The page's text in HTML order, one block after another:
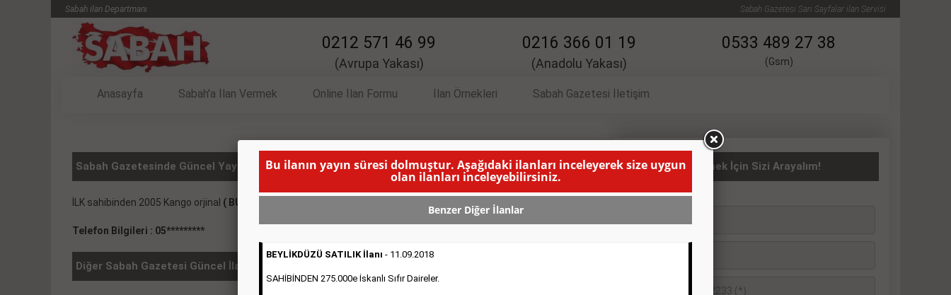
Sabah ilan Departmanı Sabah Gazetesi Sarı Sayfalar ilan Servisi
0212 571 46 99
(Avrupa Yakası)
0216 366 01 19
(Anadolu Yakası)
0533 489 27 38
(Gsm)
Anasayfa Sabah'a İlan Vermek Online İlan Formu İlan Örnekleri Sabah Gazetesi İletişim
Sabah Gazetesinde Güncel Yayınlanmış Vasıta İlanı
İLK sahibinden 2005 Kango orjinal ( BU İLANIN YAYINLANMA SÜRESİ DOLMUŞTUR )
Telefon Bilgileri : 05*********
Diğer Sabah Gazetesi Güncel İlanlar
Vasıta İlanı Vermek İçin Sizi Arayalım!
Bu ilanın yayın süresi dolmuştur. Aşağıdaki ilanları inceleyerek size uygun
olan ilanları inceleyebilirsiniz.
Benzer Diğer İlanlar
BEYLİKDÜZÜ SATILIK İlanı - 11.09.2018
SAHİBİNDEN 275.000e İskanlı Sıfır Daireler.